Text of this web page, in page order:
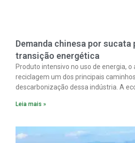
Demanda chinesa por sucata
transição energética
Produto intensivo no uso de energia,
reciclagem um dos principais
descarbonização dessa indústria. A
material. A produção de um alumínio
insumo, a sucata, devido, sobretudo,
pela matéria-prima.
Leia mais »